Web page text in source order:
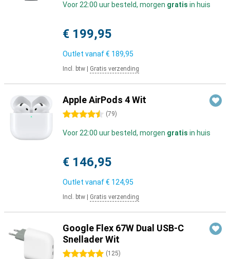
Voor 22:00 uur besteld, morgen gratis in huis
€ 199,95
Outlet vanaf€ 189,95
Incl. btw Gratis verzending
Apple AirPods 4 Wit
4.5 sterren (79)
Voor 22:00 uur besteld, morgen gratis in huis
€ 146,95
Outlet vanaf€ 124,95
Incl. btw Gratis verzending
Google Flex 67W Dual USB-C
Snellader Wit
5 sterren (125)